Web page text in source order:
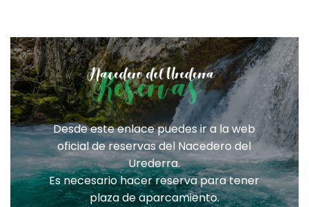
Desde este enlace puedes ir a la web
oficial de reservas del Nacedero del
Urederra.
Es necesario hacer reserva para tener
plaza de aparcamiento.